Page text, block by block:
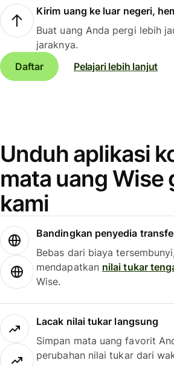
Kirim uang ke luar negeri,
Buat uang Anda pergi lebih
jaraknya.
Daftar
Pelajari lebih lanjut
Unduh aplikasi
mata uang Wise
kami
Bandingkan penyedia
Bebas dari biaya
mendapatkan nilai tukar
Wise.
Lacak nilai tukar langsung
Simpan mata uang favorit
perubahan nilai tukar dari